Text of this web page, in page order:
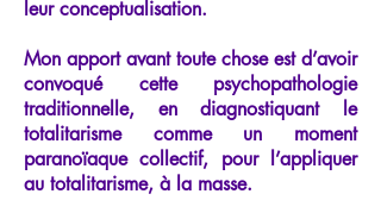
leur conceptualisation.
Mon apport avant toute chose est d’avoir
convoqué cette psychopathologie
traditionnelle, en diagnostiquant le
totalitarisme comme un moment
paranoïaque collectif, pour l’appliquer
au totalitarisme, à la masse.